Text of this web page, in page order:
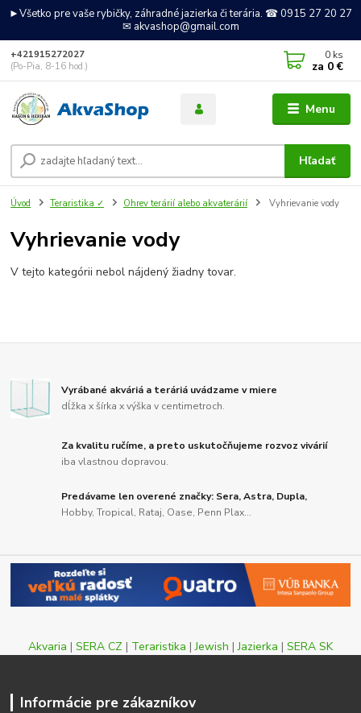
►Všetko pre vaše rybičky, záhradné jazierka či terária. ☎ 0915 27 20 27
✉ akvashop@gmail.com
Menu
Hľadať
+421915272027
(Po-Pia, 8-16 hod.)
0 ks
za 0 €
Úvod Teraristika ✓ Ohrev terárií alebo akvaterárií Vyhrievanie vody
Vyhrievanie vody
V tejto kategórii nebol nájdený žiadny tovar.
Vyrábané akváriá a teráriá uvádzame v miere
dĺžka x šírka x výška v centimetroch.
Za kvalitu ručíme, a preto uskutočňujeme rozvoz vivárií
iba vlastnou dopravou.
Predávame len overené značky: Sera, Astra, Dupla,
Hobby, Tropical, Rataj, Oase, Penn Plax...
Akvaria | SERA CZ | Teraristika |Jewish |Jazierka | SERA SK
Informácie pre zákazníkov